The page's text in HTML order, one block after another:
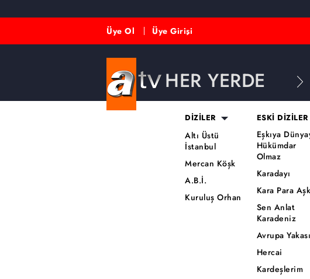
Üye Ol Üye Girişi
HER YERDE
DİZİLER
Altı Üstü
İstanbul
Mercan Köşk
A.B.İ.
Kuruluş Orhan
ESKİ DİZİLER
Eşkıya
Hükümdar
Olmaz
Karadayı
Kara Para Aşk
Sen Anlat
Karadeniz
Avrupa Yakası
Hercai
Kardeşlerim